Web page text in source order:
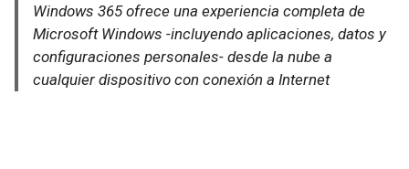
Windows 365 ofrece una experiencia completa de
Microsoft Windows -incluyendo aplicaciones, datos y
configuraciones personales- desde la nube a
cualquier dispositivo con conexión a Internet